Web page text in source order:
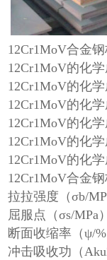
12Cr1MoV合金
12Cr1MoV的
12Cr1MoV的化
12Cr1MoV的
12Cr1MoV的化
12Cr1MoV的
12Cr1MoV的化
12Cr1MoV合金
拉拉强度（σb/
屈服点（σs/MPa
断面收缩率（ψ/
冲击吸收功（